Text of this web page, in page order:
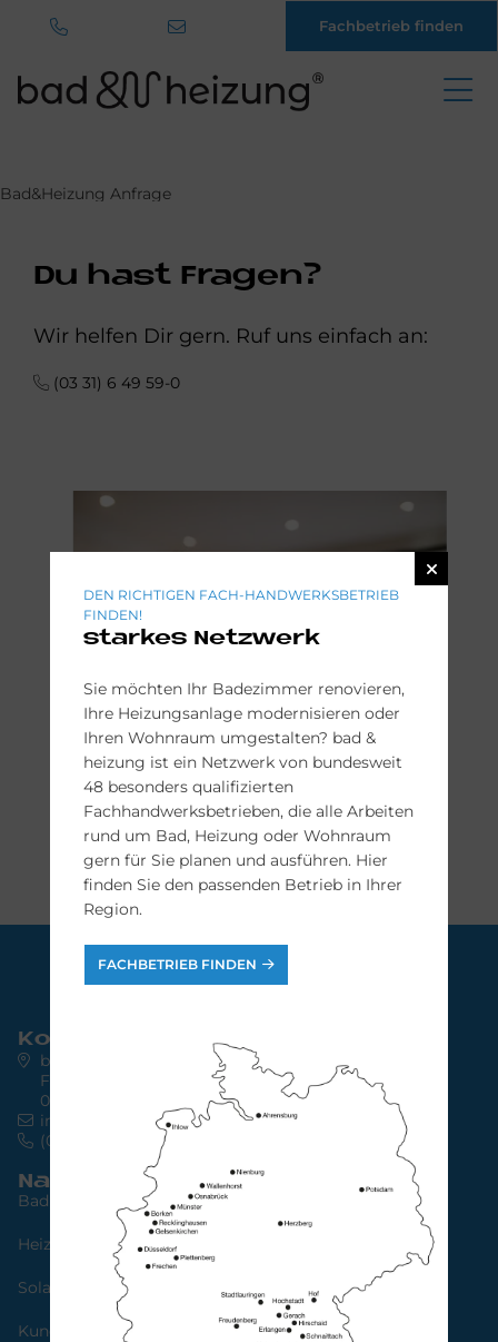
Fachbetrieb finden
Bad&Heizung Anfrage
Du hast Fragen?
Wir helfen Dir gern. Ruf uns einfach an:
(03 31) 6 49 59-0
Kontakt
bad & heizung concept AG
Friedrich-Ebert-Str. 64
04109 Leipzig
info@bad-heizung.de
(0341) 30 85 45 65
Navigation
Bad
Heizung
Solarstrom
Kundendienst
DEN RICHTIGEN FACH-HANDWERKSBETRIEB
FINDEN!
starkes Netzwerk
Sie möchten Ihr Badezimmer renovieren,
Ihre Heizungsanlage modernisieren oder
Ihren Wohnraum umgestalten? bad &
heizung ist ein Netzwerk von bundesweit
48 besonders qualifizierten
Fachhandwerksbetrieben, die alle Arbeiten
rund um Bad, Heizung oder Wohnraum
gern für Sie planen und ausführen. Hier
finden Sie den passenden Betrieb in Ihrer
Region.
FACHBETRIEB FINDEN